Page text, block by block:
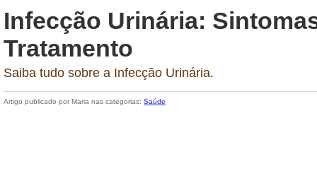
Infecção Urinária:
Tratamento
Saiba tudo sobre a Infecção Urinária.
Artigo publicado por Maria nas categorias: Saúde